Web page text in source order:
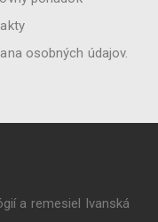
osobných údajov.
a remesiel Ivanská